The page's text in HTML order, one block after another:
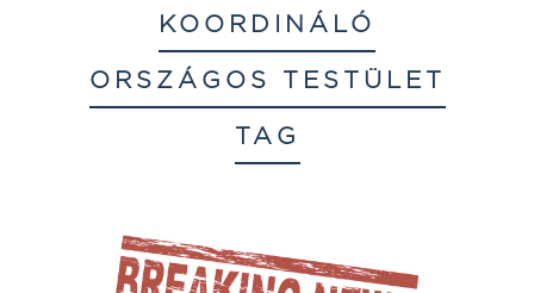
KOORDINÁLÓ
ORSZÁGOS TESTÜLET
TAG